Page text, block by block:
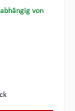
von